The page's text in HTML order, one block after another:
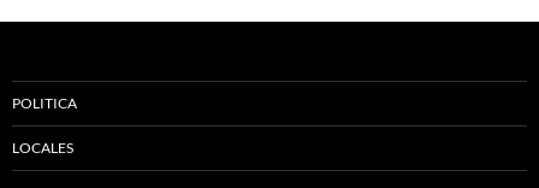
POLITICA
LOCALES